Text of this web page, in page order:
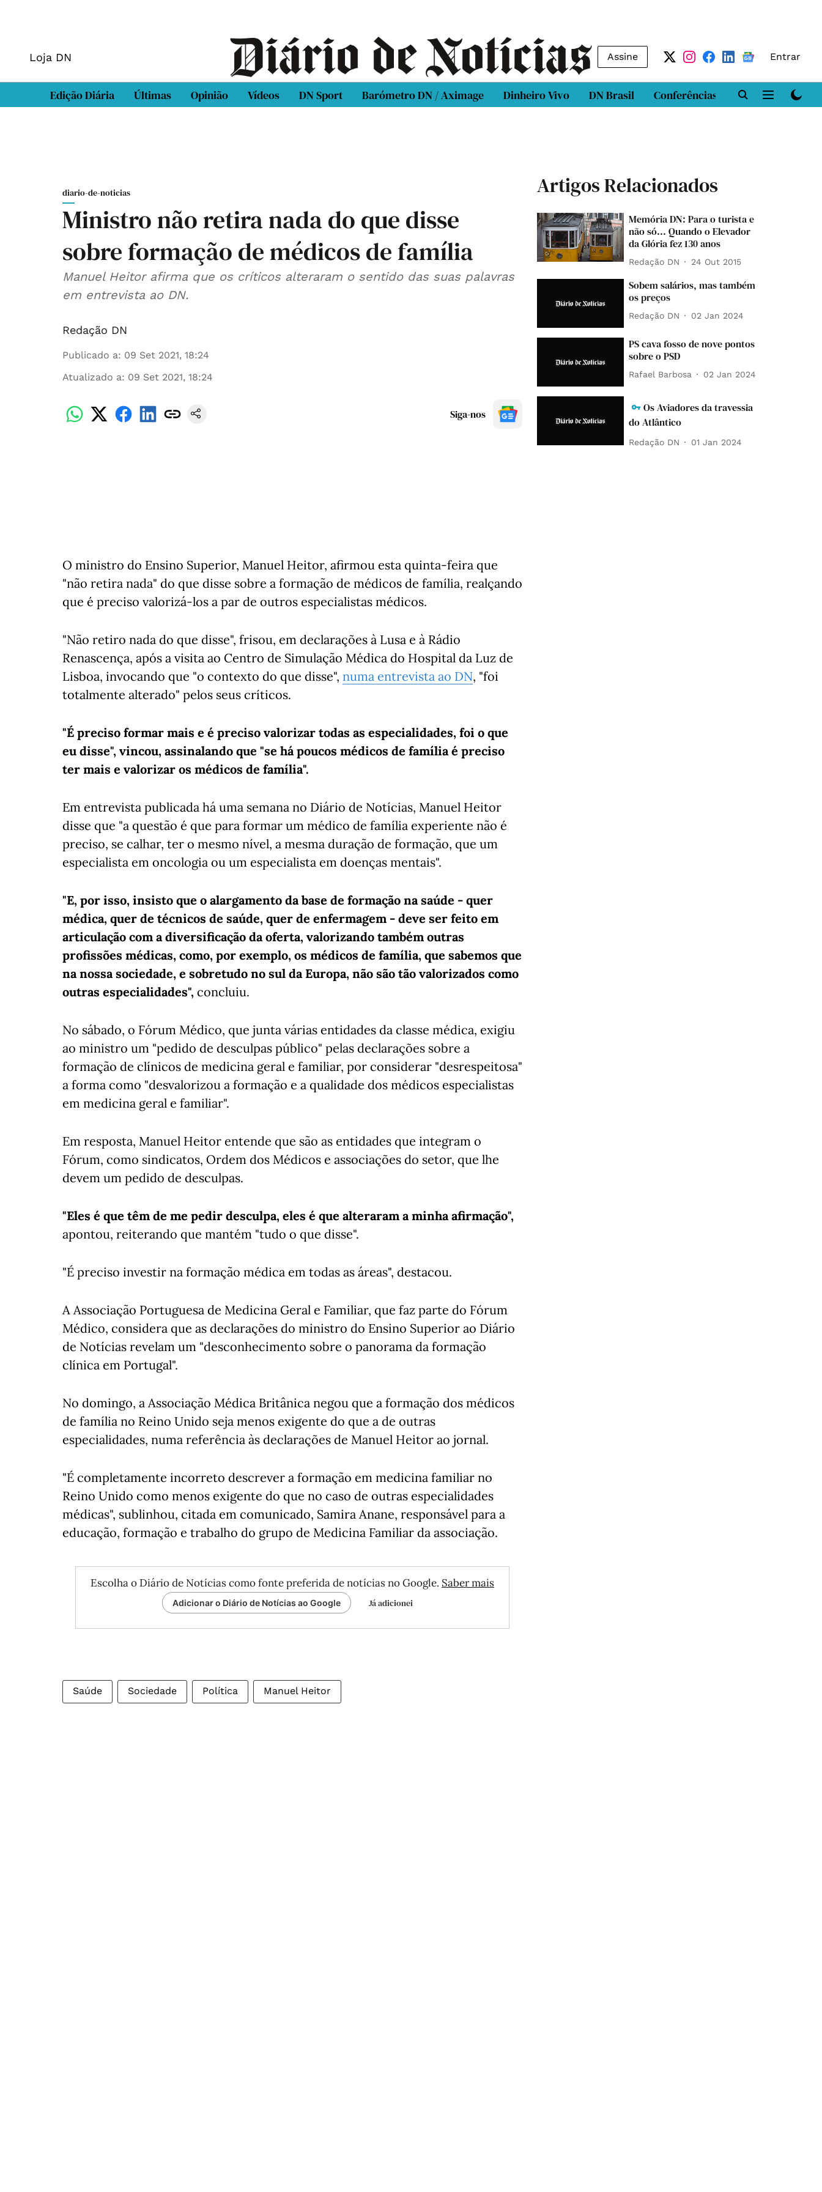
Loja DN Assine Entrar
Edição Diária Últimas Opinião Vídeos DN Sport Barómetro DN / Aximage Dinheiro Vivo DN Brasil Conferências DN LAB
diario-de-noticias
Ministro não retira nada do que disse
sobre formação de médicos de família
Manuel Heitor afirma que os críticos alteraram o sentido das suas palavras
em entrevista ao DN.
Redação DN
Publicado a: 09 Set 2021, 18:24
Atualizado a: 09 Set 2021, 18:24
Siga-nos
O ministro do Ensino Superior, Manuel Heitor, afirmou esta quinta-feira que
"não retira nada" do que disse sobre a formação de médicos de família, realçando
que é preciso valorizá-los a par de outros especialistas médicos.
"Não retiro nada do que disse", frisou, em declarações à Lusa e à Rádio
Renascença, após a visita ao Centro de Simulação Médica do Hospital da Luz de
Lisboa, invocando que "o contexto do que disse", numa entrevista ao DN, "foi
totalmente alterado" pelos seus críticos.
"É preciso formar mais e é preciso valorizar todas as especialidades, foi o que
eu disse", vincou, assinalando que "se há poucos médicos de família é preciso
ter mais e valorizar os médicos de família".
Em entrevista publicada há uma semana no Diário de Notícias, Manuel Heitor
disse que "a questão é que para formar um médico de família experiente não é
preciso, se calhar, ter o mesmo nível, a mesma duração de formação, que um
especialista em oncologia ou um especialista em doenças mentais".
"E, por isso, insisto que o alargamento da base de formação na saúde - quer
médica, quer de técnicos de saúde, quer de enfermagem - deve ser feito em
articulação com a diversificação da oferta, valorizando também outras
profissões médicas, como, por exemplo, os médicos de família, que sabemos que
na nossa sociedade, e sobretudo no sul da Europa, não são tão valorizados como
outras especialidades", concluiu.
No sábado, o Fórum Médico, que junta várias entidades da classe médica, exigiu
ao ministro um "pedido de desculpas público" pelas declarações sobre a
formação de clínicos de medicina geral e familiar, por considerar "desrespeitosa"
a forma como "desvalorizou a formação e a qualidade dos médicos especialistas
em medicina geral e familiar".
Em resposta, Manuel Heitor entende que são as entidades que integram o
Fórum, como sindicatos, Ordem dos Médicos e associações do setor, que lhe
devem um pedido de desculpas.
"Eles é que têm de me pedir desculpa, eles é que alteraram a minha afirmação",
apontou, reiterando que mantém "tudo o que disse".
"É preciso investir na formação médica em todas as áreas", destacou.
A Associação Portuguesa de Medicina Geral e Familiar, que faz parte do Fórum
Médico, considera que as declarações do ministro do Ensino Superior ao Diário
de Notícias revelam um "desconhecimento sobre o panorama da formação
clínica em Portugal".
No domingo, a Associação Médica Britânica negou que a formação dos médicos
de família no Reino Unido seja menos exigente do que a de outras
especialidades, numa referência às declarações de Manuel Heitor ao jornal.
"É completamente incorreto descrever a formação em medicina familiar no
Reino Unido como menos exigente do que no caso de outras especialidades
médicas", sublinhou, citada em comunicado, Samira Anane, responsável para a
educação, formação e trabalho do grupo de Medicina Familiar da associação.
Escolha o Diário de Notícias como fonte preferida de notícias no Google. Saber mais
Adicionar o Diário de Notícias ao Google Já adicionei
Saúde Sociedade Política Manuel Heitor
Artigos Relacionados
Memória DN: Para o turista e
não só... Quando o Elevador
da Glória fez 130 anos
Redação DN 24 Out 2015
Sobem salários, mas também
os preços
Redação DN 02 Jan 2024
PS cava fosso de nove pontos
sobre o PSD
Rafael Barbosa 02 Jan 2024
Os Aviadores da travessia
do Atlântico
Redação DN 01 Jan 2024